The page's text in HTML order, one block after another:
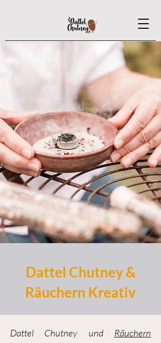
Dattel Chutney &
Räuchern Kreativ
Dattel Chutney und Räuchern